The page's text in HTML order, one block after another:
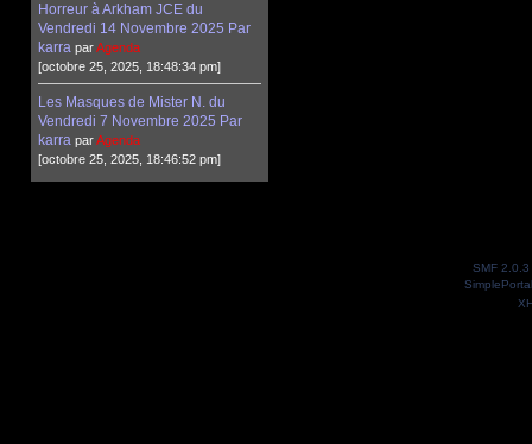
Horreur à Arkham JCE du
Vendredi 14 Novembre 2025 Par
karra parAgenda
[octobre 25, 2025, 18:48:34 pm]
Les Masques de Mister N. du
Vendredi 7 Novembre 2025 Par
karra parAgenda
[octobre 25, 2025, 18:46:52 pm]
SMF 2.0.3